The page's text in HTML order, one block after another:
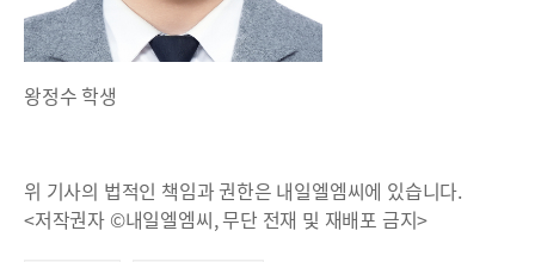
왕정수 학생
위 기사의 법적인 책임과 권한은 내일엘엠씨에 있습니다.
<저작권자 ©내일엘엠씨, 무단 전재 및 재배포 금지>